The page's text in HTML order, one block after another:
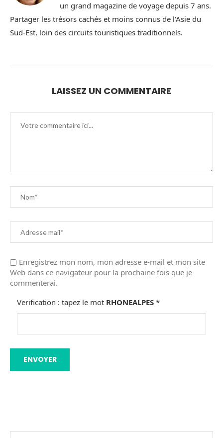
un grand magazine de voyage depuis 7 ans.
Partager les trésors cachés et moins connus de l'Asie du
Sud-Est, loin des circuits touristiques traditionnels.
LAISSEZ UN COMMENTAIRE
Enregistrez mon nom, mon adresse e-mail et mon site
Web dans ce navigateur pour la prochaine fois que je
commenterai.
Verification : tapez le mot RHONEALPES *